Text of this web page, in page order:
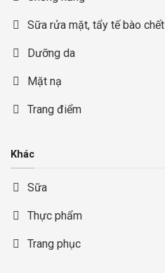
Sữa rửa mặt, tẩy tế bào chết
Dưỡng da
Mặt nạ
Trang điểm
Khác
Sữa
Thực phẩm
Trang phục